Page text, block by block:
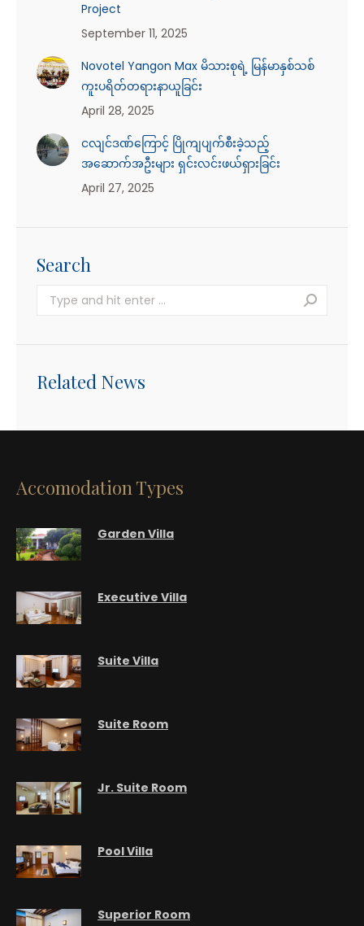
Project
September 11, 2025
Novotel Yangon Max မိသားစုရဲ့ မြန်မာနှစ်သစ်
ကူးပရိတ်တရားနာယူခြင်း
April 28, 2025
ငလျင်ဒဏ်ကြောင့် ပြိုကျပျက်စီးခဲ့သည့်
အဆောက်အဦးများ ရှင်းလင်းဖယ်ရှားခြင်း
April 27, 2025
Search
Search:
Related News
Accomodation Types
Garden Villa
Executive Villa
Suite Villa
Suite Room
Jr. Suite Room
Pool Villa
Superior Room